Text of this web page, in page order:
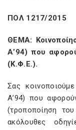
ΠΟΛ 1217/2015
ΘΕΜΑ:
Α’94) που
(Κ.Φ.Ε.).
Σας
Α’94) που
(τροποποίηση
ακόλουθες